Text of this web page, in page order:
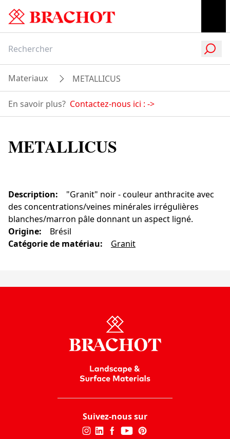
Materiaux METALLICUS
En savoir plus? Contactez-nous ici : ->
METALLICUS
Description:
"Granit" noir - couleur anthracite avec
des concentrations/veines minérales irrégulières
blanches/marron pâle donnant un aspect ligné.
Origine:
Brésil
Catégorie de matériau: Granit
Suivez-nous sur